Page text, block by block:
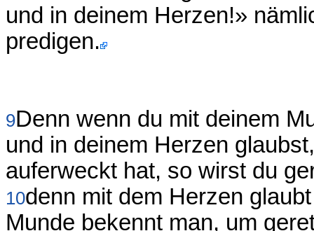
und in deinem Herzen!»
predigen.
9Denn wenn du mit deinem
und in deinem Herzen
auferweckt hat, so wirst du
10denn mit dem Herzen
Munde bekennt man, um